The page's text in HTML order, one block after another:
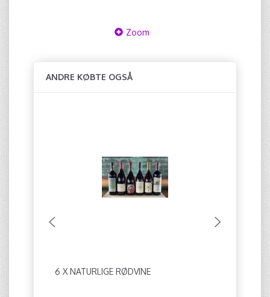
Zoom
ANDRE KØBTE OGSÅ
6 X NATURLIGE RØDVINE 6 X